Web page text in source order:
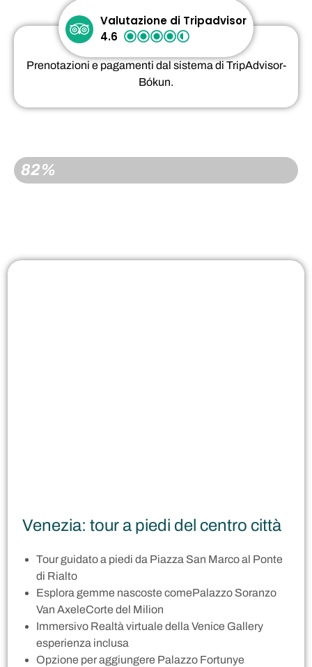
Valutazione di Tripadvisor
4.6
Prenotazioni e pagamenti dal sistema di TripAdvisor-
Bókun.
PRENOTATO
82%
Venezia: tour a piedi del centro città
Tour guidato a piedi da Piazza San Marco al Ponte
di Rialto
Esplora gemme nascoste comePalazzo Soranzo
Van AxeleCorte del Milion
Immersivo Realtà virtuale della Venice Gallery
esperienza inclusa
Opzione per aggiungere Palazzo Fortunye